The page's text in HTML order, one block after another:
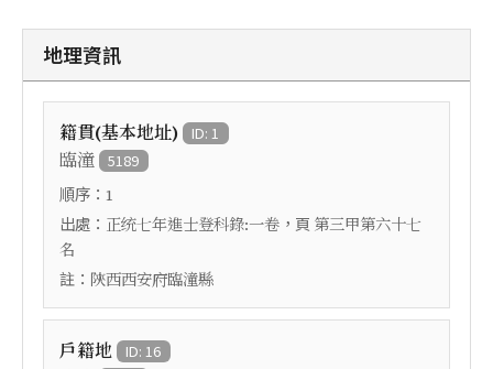
地理資訊
籍貫(基本地址) ID: 1
臨潼 5189
順序： 1
出處： 正统七年進士登科錄:一卷 ，頁 第三甲第六十七
名
註： 陝西西安府臨潼縣
戶籍地 ID: 16